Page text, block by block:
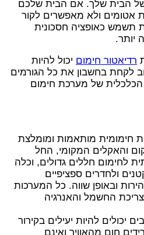
של הבית שלך. אם הבית שלכם
אטומים ולא מאפשרים לקור
תשמש כאופציה חסכונית
יותר.
רדיאטור חימום יכול להיות
לקחת בחשבון את כל הגורמים
הכלכלית של מערכת חימום
חימומית מותאמות ומומלצת
והאקלים המקומי, החל
לחימום חללים גדולים, וכלה
ולחדרים ספציפיים
ובאופן שווה. כל המערכות
החשמל והאנרגיה
יכולים להיות יעילים בקירור
חום מהאוויר ואינם